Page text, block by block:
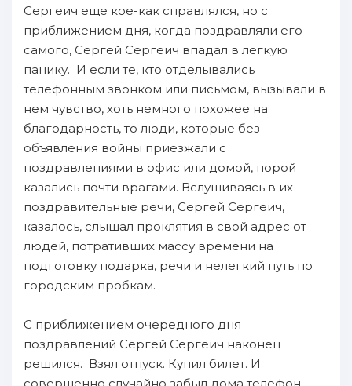
Сергеич еще кое-как справлялся, но с
приближением дня, когда поздравляли его
самого, Сергей Сергеич впадал в легкую
панику. И если те, кто отделывались
телефонным звонком или письмом, вызывали в
нем чувство, хоть немного похожее на
благодарность, то люди, которые без
объявления войны приезжали с
поздравлениями в офис или домой, порой
казались почти врагами. Вслушиваясь в их
поздравительные речи, Сергей Сергеич,
казалось, слышал проклятия в свой адрес от
людей, потративших массу времени на
подготовку подарка, речи и нелегкий путь по
городским пробкам.
С приближением очередного дня
поздравлений Сергей Сергеич наконец
решился. Взял отпуск. Купил билет. И